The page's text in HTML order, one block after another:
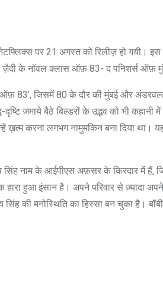
पर 21 अगस्त को रिलीज़ हो गयी।
के नॉवल क्लास ऑफ़ 83- द पनिशर्स ऑफ़
83’, जिसमें 80 के दौर की मुंबई और
दृष्टि जमाये बैठे बिल्डरों के उद्भव को भी
ख़त्म करना लगभग नामुमकिन बना दिया
सिंह नाम के आईपीएस अफ़सर के किरदार में हैं,
हारा हुआ इंसान है। अपने परिवार से ज़्यादा
सिंह की मनोस्थिति का हिस्सा बन चुका है।